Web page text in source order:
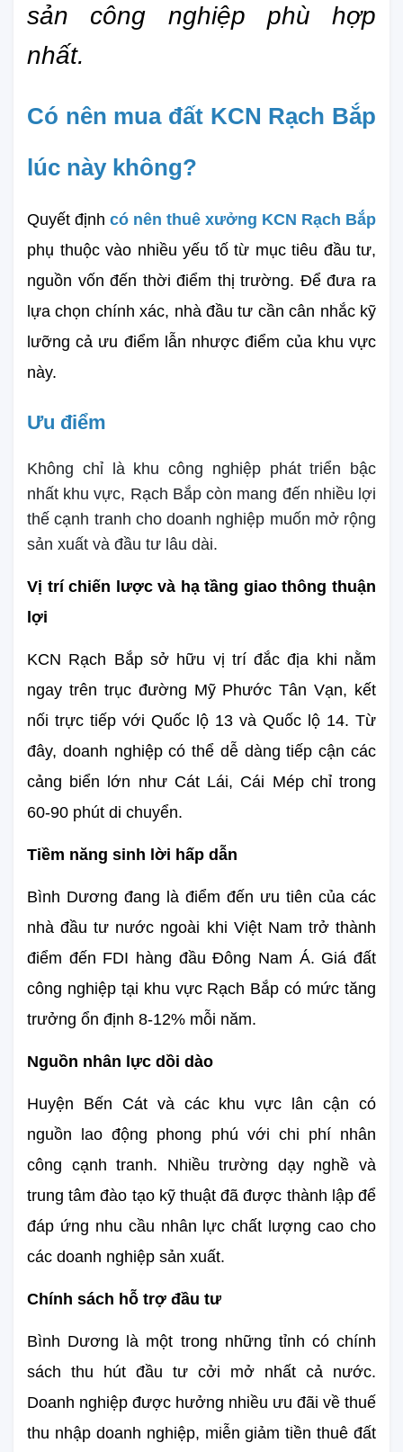
sản công nghiệp phù hợp
nhất.
Có nên mua đất KCN Rạch Bắp
lúc này không?
Quyết định có nên thuê xưởng KCN Rạch Bắp
phụ thuộc vào nhiều yếu tố từ mục tiêu đầu tư,
nguồn vốn đến thời điểm thị trường. Để đưa ra
lựa chọn chính xác, nhà đầu tư cần cân nhắc kỹ
lưỡng cả ưu điểm lẫn nhược điểm của khu vực
này.
Ưu điểm
Không chỉ là khu công nghiệp phát triển bậc
nhất khu vực, Rạch Bắp còn mang đến nhiều lợi
thế cạnh tranh cho doanh nghiệp muốn mở rộng
sản xuất và đầu tư lâu dài.
Vị trí chiến lược và hạ tầng giao thông thuận
lợi
KCN Rạch Bắp sở hữu vị trí đắc địa khi nằm
ngay trên trục đường Mỹ Phước Tân Vạn, kết
nối trực tiếp với Quốc lộ 13 và Quốc lộ 14. Từ
đây, doanh nghiệp có thể dễ dàng tiếp cận các
cảng biển lớn như Cát Lái, Cái Mép chỉ trong
60-90 phút di chuyển.
Tiềm năng sinh lời hấp dẫn
Bình Dương đang là điểm đến ưu tiên của các
nhà đầu tư nước ngoài khi Việt Nam trở thành
điểm đến FDI hàng đầu Đông Nam Á. Giá đất
công nghiệp tại khu vực Rạch Bắp có mức tăng
trưởng ổn định 8-12% mỗi năm.
Nguồn nhân lực dồi dào
Huyện Bến Cát và các khu vực lân cận có
nguồn lao động phong phú với chi phí nhân
công cạnh tranh. Nhiều trường dạy nghề và
trung tâm đào tạo kỹ thuật đã được thành lập để
đáp ứng nhu cầu nhân lực chất lượng cao cho
các doanh nghiệp sản xuất.
Chính sách hỗ trợ đầu tư
Bình Dương là một trong những tỉnh có chính
sách thu hút đầu tư cởi mở nhất cả nước.
Doanh nghiệp được hưởng nhiều ưu đãi về thuế
thu nhập doanh nghiệp, miễn giảm tiền thuê đất